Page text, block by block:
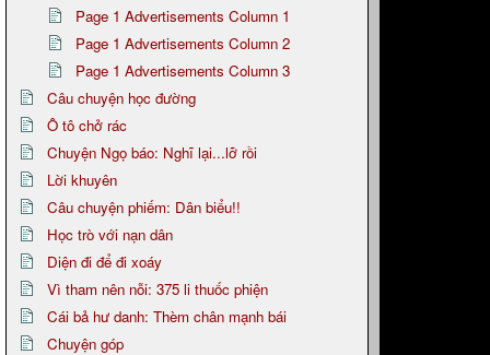
Page 1 Advertisements Column 1
Page 1 Advertisements Column 2
Page 1 Advertisements Column 3
Câu chuyện học đường
Ô tô chở rác
Chuyện Ngọ báo: Nghĩ lại...lỡ rồi
Lời khuyên
Câu chuyện phiếm: Dân biểu!!
Học trò với nạn dân
Diện đi để đi xoáy
Vì tham nên nỗi: 375 li thuốc phiện
Cái bả hư danh: Thèm chân mạnh bái
Chuyện góp